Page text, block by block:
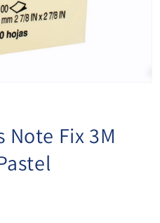
Note Fix 3M